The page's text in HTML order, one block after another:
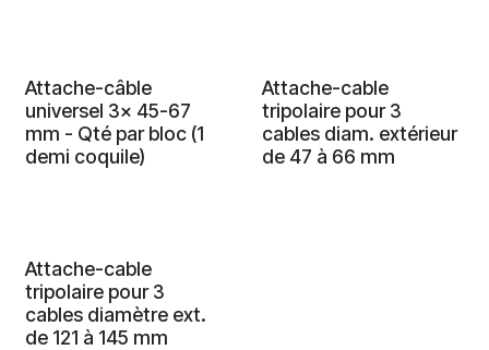
Attache-câble
universel 3x 45-67
mm - Qté par bloc (1
demi coquile)
Attache-cable
tripolaire pour 3
cables diam. extérieur
de 47 à 66 mm
Attache-cable
tripolaire pour 3
cables diamètre ext.
de 121 à 145 mm